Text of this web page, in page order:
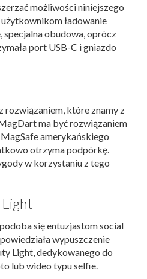
możliwości niniejszego
ładowanie
specjalna obudowa, oprócz
port USB-C i gniazdo
rozwiązaniem, które znamy z
ma być rozwiązaniem
amerykańskiego
otrzyma podpórkę.
w korzystaniu z tego
się entuzjastom social
wypuszczenie
Light, dedykowanego do
lub wideo typu selfie.